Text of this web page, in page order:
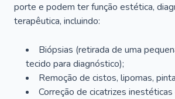
porte e podem ter função estética,
terapêutica, incluindo:
Biópsias (retirada de uma
tecido para diagnóstico);
Remoção de cistos, lipomas,
Correção de cicatrizes